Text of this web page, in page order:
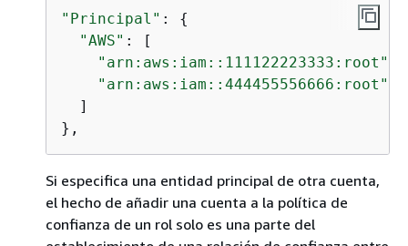
"Principal" : {
"AWS" : [
"arn:aws:iam::111122223333:root"
"arn:aws:iam::444455556666:root"
  ]
},
Si especifica una entidad principal de otra cuenta,
el hecho de añadir una cuenta a la política de
confianza de un rol solo es una parte del